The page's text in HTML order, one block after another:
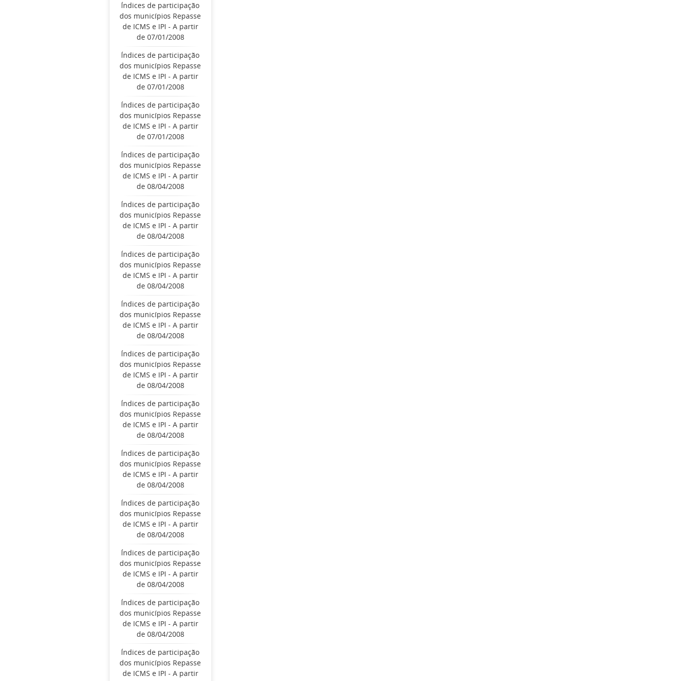
Índices de participação
dos municípios Repasse
de ICMS e IPI - A partir
de 07/01/2008
Índices de participação
dos municípios Repasse
de ICMS e IPI - A partir
de 07/01/2008
Índices de participação
dos municípios Repasse
de ICMS e IPI - A partir
de 07/01/2008
Índices de participação
dos municípios Repasse
de ICMS e IPI - A partir
de 08/04/2008
Índices de participação
dos municípios Repasse
de ICMS e IPI - A partir
de 08/04/2008
Índices de participação
dos municípios Repasse
de ICMS e IPI - A partir
de 08/04/2008
Índices de participação
dos municípios Repasse
de ICMS e IPI - A partir
de 08/04/2008
Índices de participação
dos municípios Repasse
de ICMS e IPI - A partir
de 08/04/2008
Índices de participação
dos municípios Repasse
de ICMS e IPI - A partir
de 08/04/2008
Índices de participação
dos municípios Repasse
de ICMS e IPI - A partir
de 08/04/2008
Índices de participação
dos municípios Repasse
de ICMS e IPI - A partir
de 08/04/2008
Índices de participação
dos municípios Repasse
de ICMS e IPI - A partir
de 08/04/2008
Índices de participação
dos municípios Repasse
de ICMS e IPI - A partir
de 08/04/2008
Índices de participação
dos municípios Repasse
de ICMS e IPI - A partir